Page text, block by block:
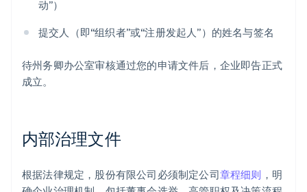
动”）
提交人（即“组织者”或“注册发起人”）的姓名与签名
待州务卿办公室审核通过您的申请文件后，企业即告正式
成立。
内部治理文件
根据法律规定，股份有限公司必须制定公司章程细则 ，明